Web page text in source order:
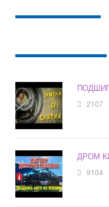
2107
ДРОМ
9104